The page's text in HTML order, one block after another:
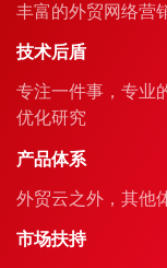
丰富的外贸网络营
技术后盾
专注一件事，专业
优化研究
产品体系
外贸云之外，其他
市场扶持